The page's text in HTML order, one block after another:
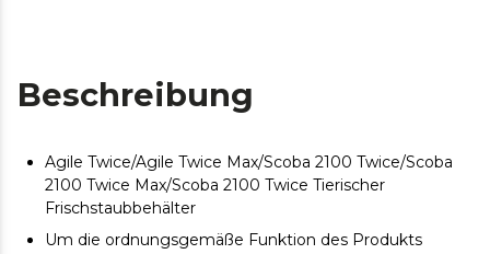
Beschreibung
Agile Twice/Agile Twice Max/Scoba 2100 Twice/Scoba
2100 Twice Max/Scoba 2100 Twice Tierischer
Frischstaubbehälter
Um die ordnungsgemäße Funktion des Produkts